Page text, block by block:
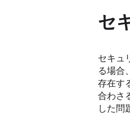
セ
セキュ
る場合
存在す
合わさ
した問